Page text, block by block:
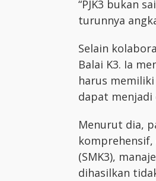
“PJK3 bukan
turunnya
Selain
Balai K3. Ia
harus
dapat menjadi
Menurut dia,
komprehensif,
(SMK3),
dihasilkan